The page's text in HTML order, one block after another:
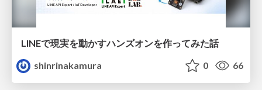
LINEで現実を動かすハンズオンを作ってみた話
shinrinakamura
0 66